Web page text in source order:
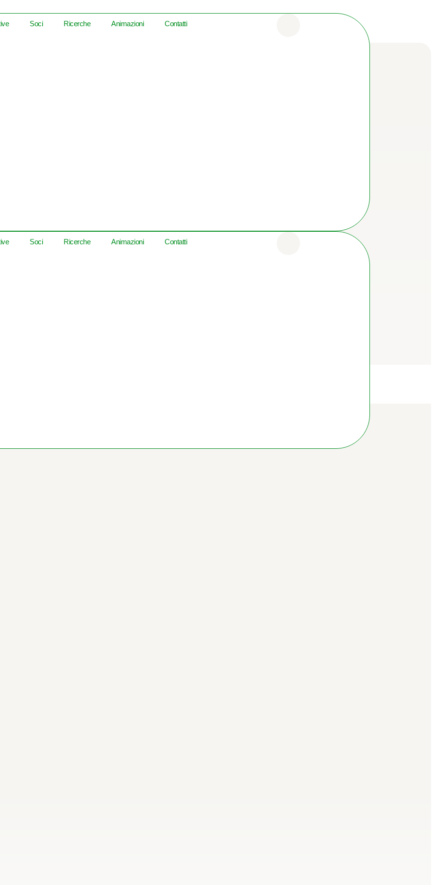
Soci Ricerche Animazioni Contatti
Soci Ricerche Animazioni Contatti